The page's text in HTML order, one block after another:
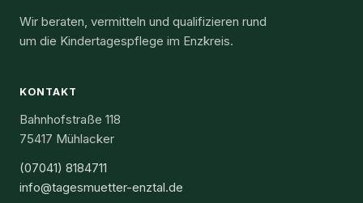
Wir beraten, vermitteln und qualifizieren rund
um die Kindertagespflege im Enzkreis.
KONTAKT
Bahnhofstraße 118
75417 Mühlacker
(07041) 8184711
info@tagesmuetter-enztal.de